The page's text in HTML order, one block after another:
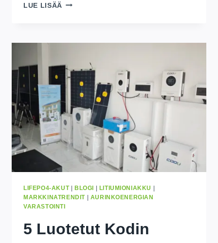
LUE LISÄÄ 1KWH
KOTIAKUN
KINSHASAAN
LIFEPO4-AKUT| BLOGI LITIUMIONIAKKU
MARKKINATRENDIT| AURINKOENERGIAN
VARASTOINTI
5 Luotetut Kodin